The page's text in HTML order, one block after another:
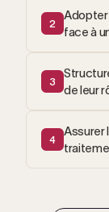
2
face à
3
de leur
4
Assurer